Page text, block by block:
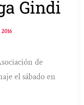
Gindi
de
el sábado en